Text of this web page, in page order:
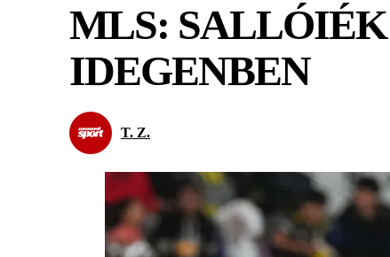
MLS:
IDEGENBEN
T. Z.